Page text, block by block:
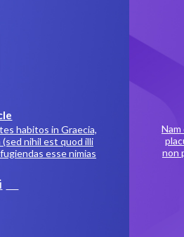
habitos in Graecia,
(sed nihil est quod illi
esse nimias
non